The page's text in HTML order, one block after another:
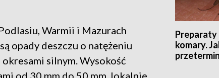
komary.
Warmii i Mazurach
opady deszczu o natężeniu
silnym. Wysokość